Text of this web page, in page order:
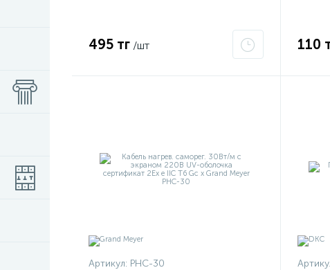
495 тг /шт 110
Артикул: PHC-30